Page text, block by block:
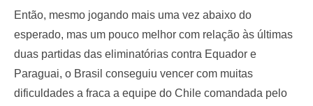
Então, mesmo jogando mais uma vez abaixo do
esperado, mas um pouco melhor com relação às últimas
duas partidas das eliminatórias contra Equador e
Paraguai, o Brasil conseguiu vencer com muitas
dificuldades a fraca a equipe do Chile comandada pelo